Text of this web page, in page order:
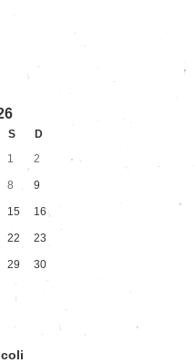
S
D
1
2
8 9
15 16
22 23
29 30